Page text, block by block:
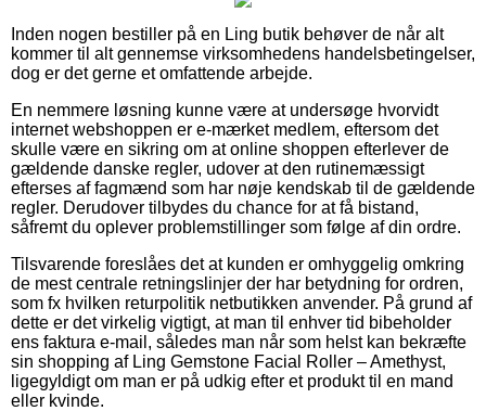
Inden nogen bestiller på en Ling butik behøver de når alt
kommer til alt gennemse virksomhedens handelsbetingelser,
dog er det gerne et omfattende arbejde.
En nemmere løsning kunne være at undersøge hvorvidt
internet webshoppen er e-mærket medlem, eftersom det
skulle være en sikring om at online shoppen efterlever de
gældende danske regler, udover at den rutinemæssigt
efterses af fagmænd som har nøje kendskab til de gældende
regler. Derudover tilbydes du chance for at få bistand,
såfremt du oplever problemstillinger som følge af din ordre.
Tilsvarende foreslåes det at kunden er omhyggelig omkring
de mest centrale retningslinjer der har betydning for ordren,
som fx hvilken returpolitik netbutikken anvender. På grund af
dette er det virkelig vigtigt, at man til enhver tid bibeholder
ens faktura e-mail, således man når som helst kan bekræfte
sin shopping af Ling Gemstone Facial Roller – Amethyst,
ligegyldigt om man er på udkig efter et produkt til en mand
eller kvinde.